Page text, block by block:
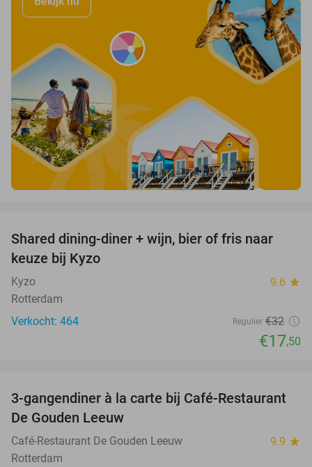
45%
Shared dining-diner + wijn, bier of fris naar
keuze bij Kyzo
Kyzo 9.6 star
Rotterdam
Verkocht: 464
Regulier €32
€17,50
43%
3-gangendiner à la carte bij Café-Restaurant
De Gouden Leeuw
Café-Restaurant De Gouden Leeuw 9.9 star
Rotterdam